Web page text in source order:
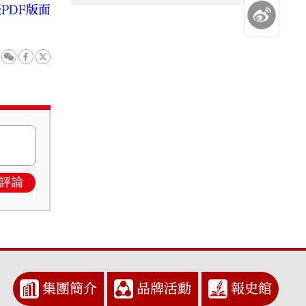
版面
論
集團簡介 品牌活動 報史館